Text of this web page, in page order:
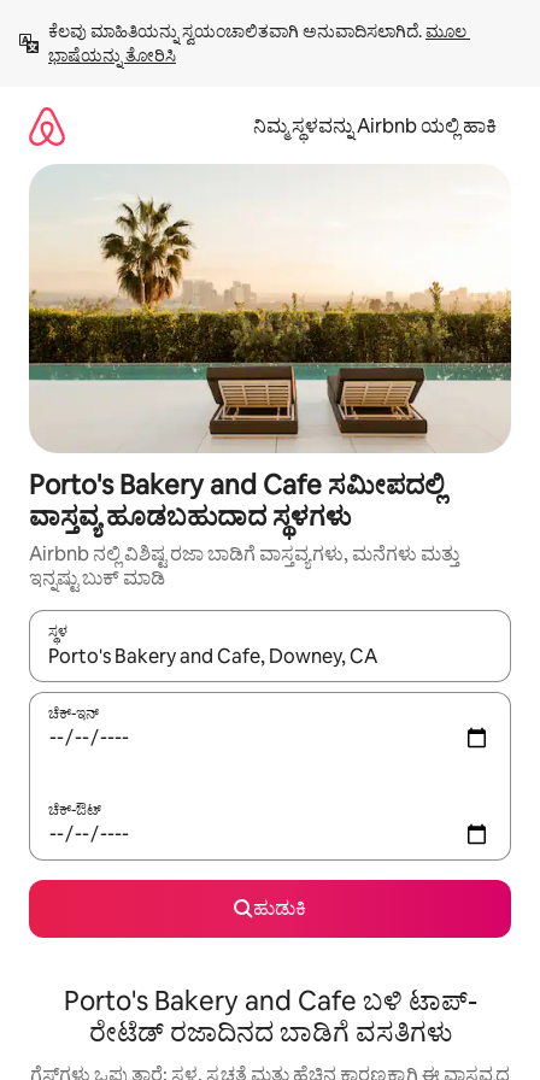
ಹೋಗಿ
ಕೆಲವು ಮಾಹಿತಿಯನ್ನು ಸ್ವಯಂಚಾಲಿತವಾಗಿ ಅನುವಾದಿಸಲಾಗಿದೆ. ಮೂಲ
ಭಾಷೆಯನ್ನು ತೋರಿಸಿ
ನಿಮ್ಮ ಸ್ಥಳವನ್ನು Airbnb ಯಲ್ಲಿ ಹಾಕಿ
Porto's Bakery and Cafe ಸಮೀಪದಲ್ಲಿ
ವಾಸ್ತವ್ಯ ಹೂಡಬಹುದಾದ ಸ್ಥಳಗಳು
Airbnb ನಲ್ಲಿ ವಿಶಿಷ್ಟ ರಜಾ ಬಾಡಿಗೆ ವಾಸ್ತವ್ಯಗಳು, ಮನೆಗಳು ಮತ್ತು
ಇನ್ನಷ್ಟು ಬುಕ್ ಮಾಡಿ
ಸ್ಥಳ
ಫಲಿತಾಂಶಗಳು ಲಭ್ಯವಿರುವಾಗ, ಅಪ್ ಮತ್ತು ಡೌನ್ ಬಾಣದ ಕೀಲಿಗಳೊಂದಿಗೆ
ಚೆಕ್-ಇನ್
ಚೆಕ್-ಔಟ್
ಹುಡುಕಿ
Porto's Bakery and Cafe ಬಳಿ ಟಾಪ್-
ರೇಟೆಡ್ ರಜಾದಿನದ ಬಾಡಿಗೆ ವಸತಿಗಳು
ಗೆಸ್ಟ್‌ಗಳು ಒಪ್ಪುತ್ತಾರೆ: ಸ್ಥಳ, ಸ್ವಚ್ಛತೆ ಮತ್ತು ಹೆಚ್ಚಿನ ಕಾರಣಕ್ಕಾಗಿ ಈ ವಾಸ್ತವ್ಯದ